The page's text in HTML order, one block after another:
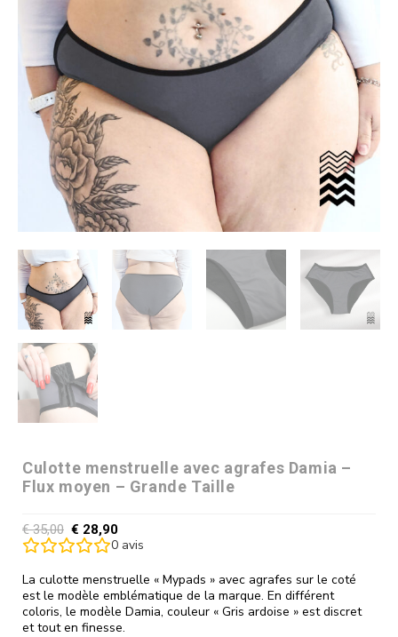
Culotte menstruelle avec agrafes Damia –
Flux moyen – Grande Taille
€35,00 € 28,90
0 avis
La culotte menstruelle « Mypads » avec agrafes sur le coté
est le modèle emblématique de la marque. En différent
coloris, le modèle Damia, couleur « Gris ardoise » est discret
et tout en finesse.